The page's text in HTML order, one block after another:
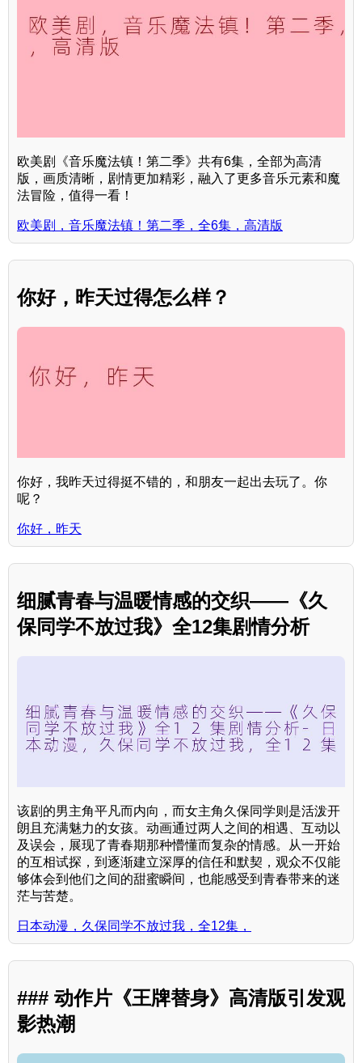
欧美剧《音乐魔法镇！第二季》共有6集，全部为高清
版，画质清晰，剧情更加精彩，融入了更多音乐元素和魔
法冒险，值得一看！
欧美剧，音乐魔法镇！第二季，全6集，高清版
你好，昨天过得怎么样？
你好，我昨天过得挺不错的，和朋友一起出去玩了。你
呢？
你好，昨天
细腻青春与温暖情感的交织——《久
保同学不放过我》全12集剧情分析
该剧的男主角平凡而内向，而女主角久保同学则是活泼开
朗且充满魅力的女孩。动画通过两人之间的相遇、互动以
及误会，展现了青春期那种懵懂而复杂的情感。从一开始
的互相试探，到逐渐建立深厚的信任和默契，观众不仅能
够体会到他们之间的甜蜜瞬间，也能感受到青春带来的迷
茫与苦楚。
日本动漫，久保同学不放过我，全12集，
### 动作片《王牌替身》高清版引发观
影热潮